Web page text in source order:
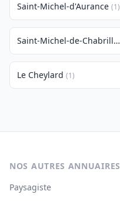
Saint-Michel-d'Aurance (1)
Saint-Michel-de-Chabrillanoux
Le Cheylard (1)
NOS AUTRES ANNUAIRES
Paysagiste